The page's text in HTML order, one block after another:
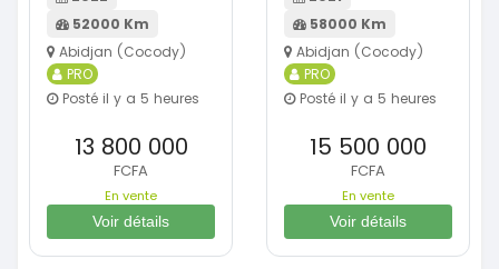
52000 Km
Abidjan (Cocody)
PRO
Posté il y a 5 heures
13 800 000
FCFA
En vente
Voir détails
58000 Km
Abidjan (Cocody)
PRO
Posté il y a 5 heures
15 500 000
FCFA
En vente
Voir détails